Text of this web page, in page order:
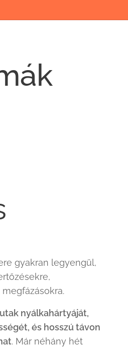
gyakran legyengül,
nyálkahártyáját,
és hosszú távon
. Már néhány hét